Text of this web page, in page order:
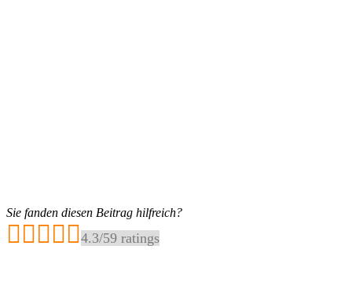
Sie fanden diesen Beitrag hilfreich?
4.3/59 ratings